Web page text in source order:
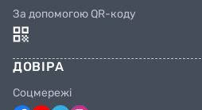
За допомогою QR-коду
ДОВІРА
Соцмережі